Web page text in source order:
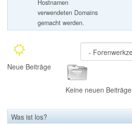
Hostnamen
verwendeten Domains
gemacht werden.
Neue Beiträge
Keine neuen Beiträge
Was ist los?